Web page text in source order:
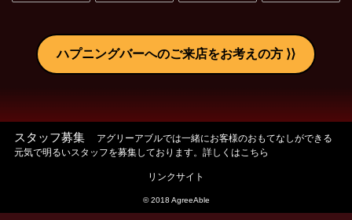
ハプニングバーへのご来店をお考えの方
スタッフ募集
アグリーアブルでは一緒にお客様のおもてなしができる
元気で明るいスタッフを募集しております。詳しくはこちら
リンクサイト
© 2018 AgreeAble